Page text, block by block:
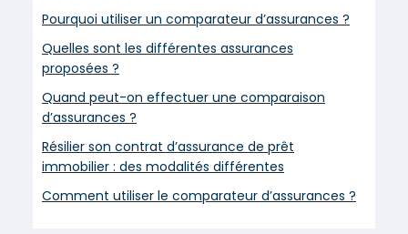
Pourquoi utiliser un comparateur d’assurances ?
Quelles sont les différentes assurances
proposées ?
Quand peut-on effectuer une comparaison
d’assurances ?
Résilier son contrat d’assurance de prêt
immobilier : des modalités différentes
Comment utiliser le comparateur d’assurances ?